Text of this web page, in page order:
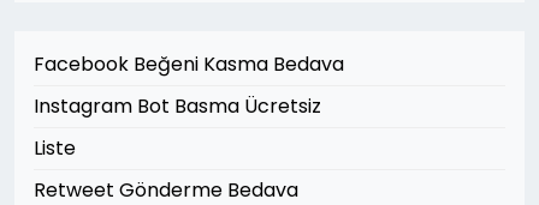
Facebook Beğeni Kasma Bedava
Instagram Bot Basma Ücretsiz
Liste
Retweet Gönderme Bedava